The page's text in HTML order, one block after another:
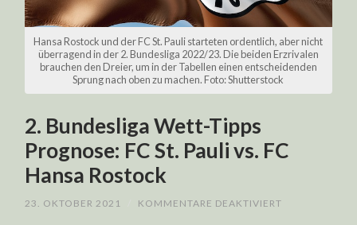
Hansa Rostock und der FC St. Pauli starteten ordentlich, aber nicht
überragend in der 2. Bundesliga 2022/23. Die beiden Erzrivalen
brauchen den Dreier, um in der Tabellen einen entscheidenden
Sprung nach oben zu machen. Foto: Shutterstock
2. Bundesliga Wett-Tipps
Prognose: FC St. Pauli vs. FC
Hansa Rostock
23. OKTOBER 2021 KOMMENTARE DEAKTIVIERT